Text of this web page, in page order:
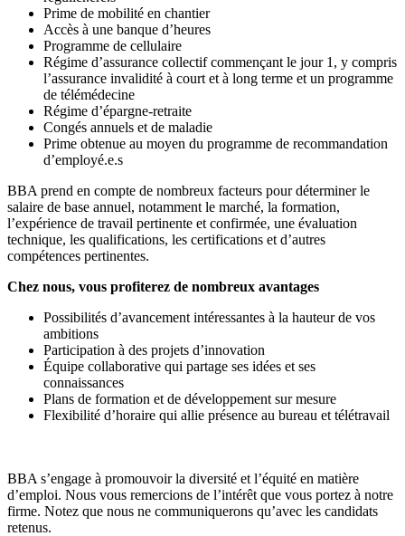
Prime de mobilité en chantier
Accès à une banque d’heures
Programme de cellulaire
Régime d’assurance collectif commençant le jour 1, y compris
l’assurance invalidité à court et à long terme et un programme
de télémédecine
Régime d’épargne-retraite
Congés annuels et de maladie
Prime obtenue au moyen du programme de recommandation
d’employé.e.s
BBA prend en compte de nombreux facteurs pour déterminer le
salaire de base annuel, notamment le marché, la formation,
l’expérience de travail pertinente et confirmée, une évaluation
technique, les qualifications, les certifications et d’autres
compétences pertinentes.
Chez nous, vous profiterez de nombreux avantages
Possibilités d’avancement intéressantes à la hauteur de vos
ambitions
Participation à des projets d’innovation
Équipe collaborative qui partage ses idées et ses
connaissances
Plans de formation et de développement sur mesure
Flexibilité d’horaire qui allie présence au bureau et télétravail
BBA s’engage à promouvoir la diversité et l’équité en matière
d’emploi. Nous vous remercions de l’intérêt que vous portez à notre
firme. Notez que nous ne communiquerons qu’avec les candidats
retenus.